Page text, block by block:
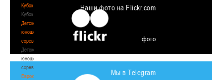
Кубок
Кубок
Детско-
юношеские
соревнования
Детско-
юношеские
соревнования
Еврокубки
Наши фото на Flickr.com
фото
Мы в Telegram